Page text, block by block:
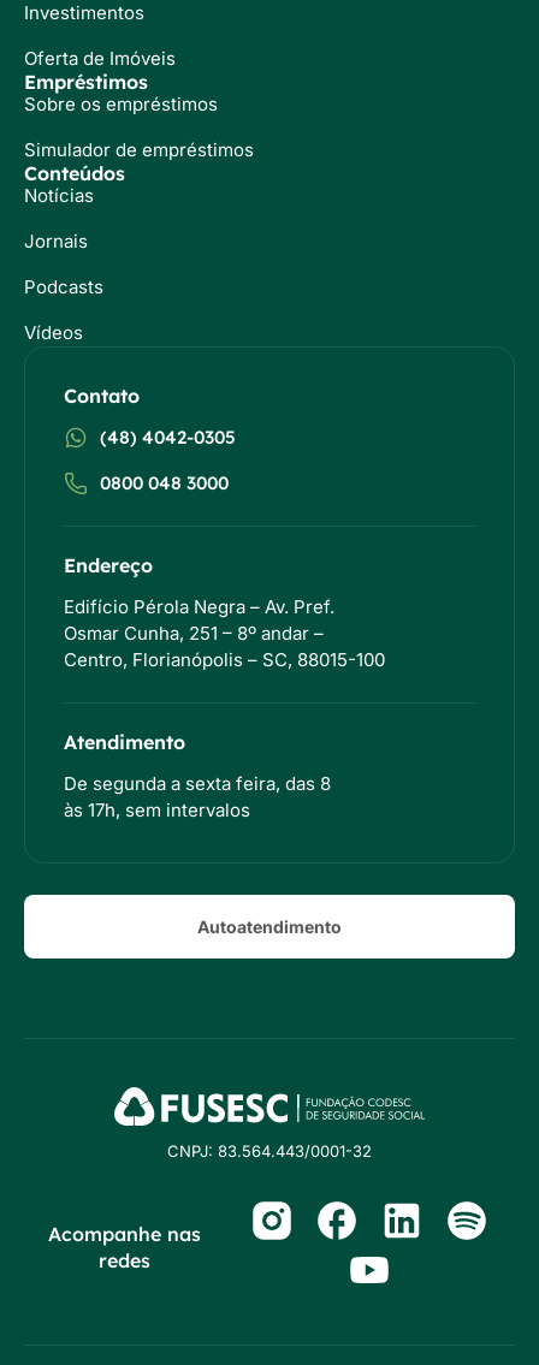
Investimentos
Oferta de Imóveis
Empréstimos
Sobre os empréstimos
Simulador de empréstimos
Conteúdos
Notícias
Jornais
Podcasts
Vídeos
Contato
(48) 4042-0305
0800 048 3000
Endereço
Edifício Pérola Negra – Av. Pref.
Osmar Cunha, 251 – 8º andar –
Centro, Florianópolis – SC, 88015-100
Atendimento
De segunda a sexta feira, das 8
às 17h, sem intervalos
Autoatendimento
CNPJ: 83.564.443/0001-32
Acompanhe nas
redes